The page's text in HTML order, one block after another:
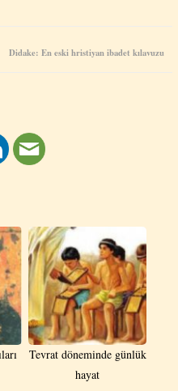
Didake: En eski hristiyan ibadet kılavuzu
Tevrat döneminde günlük
hayat